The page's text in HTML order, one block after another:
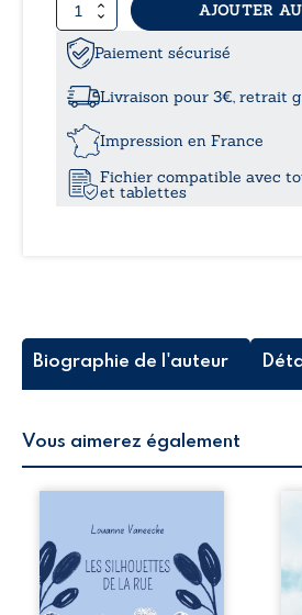
quantité
de
Une
histoire
Un
rêve,
vrai
ou
AJOUTER
Paiement sécurisé
Livraison pour 3€, retrait
Impression en France
Fichier compatible avec
et tablettes
Biographie de l'auteur
Vous aimerez également
la rue donne la
parole à six
personnages
ordinaires,
traversés par des